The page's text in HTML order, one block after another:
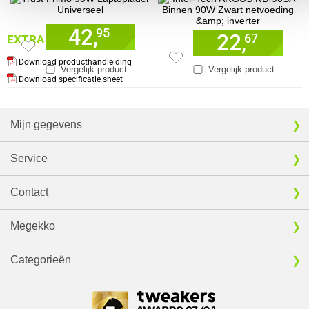
EXTRA INFORMATIE
Download producthandleiding
Download specificatie sheet
Vergelijk product
42,95
Vergelijk product
22,67
Mijn gegevens
Service
Contact
Megekko
Categorieën